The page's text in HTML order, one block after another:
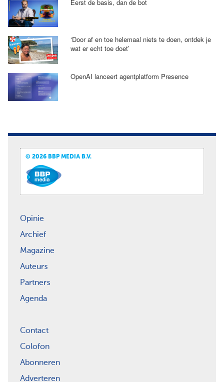
Eerst de basis, dan de bot
‘Door af en toe helemaal niets te doen, ontdek je
wat er echt toe doet’
OpenAI lanceert agentplatform Presence
© 2026 BBP MEDIA B.V.
Opinie
Archief
Magazine
Auteurs
Partners
Agenda
Contact
Colofon
Abonneren
Adverteren